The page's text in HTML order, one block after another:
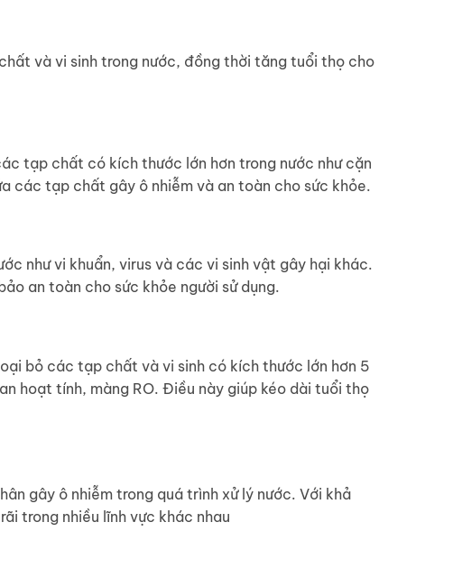
và vi sinh trong nước, đồng thời tăng tuổi thọ cho
tạp chất có kích thước lớn hơn trong nước như cặn
các tạp chất gây ô nhiễm và an toàn cho sức khỏe.
như vi khuẩn, virus và các vi sinh vật gây hại khác.
an toàn cho sức khỏe người sử dụng.
bỏ các tạp chất và vi sinh có kích thước lớn hơn 5
hoạt tính, màng RO. Điều này giúp kéo dài tuổi thọ
gây ô nhiễm trong quá trình xử lý nước. Với khả
trong nhiều lĩnh vực khác nhau